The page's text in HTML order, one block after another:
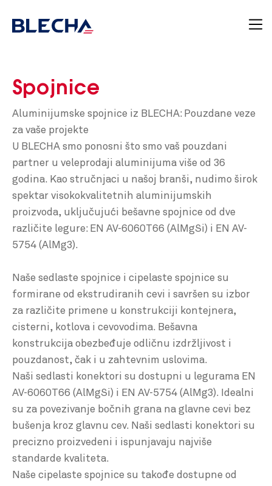
Spojnice
Aluminijumske spojnice iz BLECHA: Pouzdane veze
za vaše projekte
U BLECHA smo ponosni što smo vaš pouzdani
partner u veleprodaji aluminijuma više od 36
godina. Kao stručnjaci u našoj branši, nudimo širok
spektar visokokvalitetnih aluminijumskih
proizvoda, uključujući bešavne spojnice od dve
različite legure: EN AV-6060T66 (AlMgSi) i EN AV-
5754 (AlMg3).
Naše sedlaste spojnice i cipelaste spojnice su
formirane od ekstrudiranih cevi i savršen su izbor
za različite primene u konstrukciji kontejnera,
cisterni, kotlova i cevovodima. Bešavna
konstrukcija obezbeđuje odličnu izdržljivost i
pouzdanost, čak i u zahtevnim uslovima.
Naši sedlasti konektori su dostupni u legurama EN
AV-6060T66 (AlMgSi) i EN AV-5754 (AlMg3). Idealni
su za povezivanje bočnih grana na glavne cevi bez
bušenja kroz glavnu cev. Naši sedlasti konektori su
precizno proizvedeni i ispunjavaju najviše
standarde kvaliteta.
Naše cipelaste spojnice su takođe dostupne od